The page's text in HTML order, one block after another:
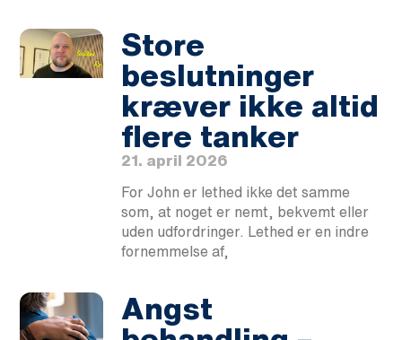
Store
beslutninger
kræver ikke altid
flere tanker
21. april 2026
For John er lethed ikke det samme
som, at noget er nemt, bekvemt eller
uden udfordringer. Lethed er en indre
fornemmelse af,
Angst